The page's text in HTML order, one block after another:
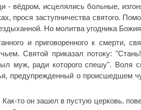
- вёдром, исцелялись больные,
прося заступничества святого.
Но молитва угодника
и приговоренного к смерти,
Святой приказал потоку:
муж, ради которого спешу". Воля
предупрежденный о происшедшем
Как-то он зашел в пустую церковь,